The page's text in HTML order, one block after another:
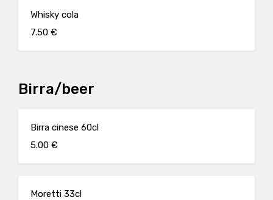
Whisky cola
7.50 €
Birra/beer
Birra cinese 60cl
5.00 €
Moretti 33cl